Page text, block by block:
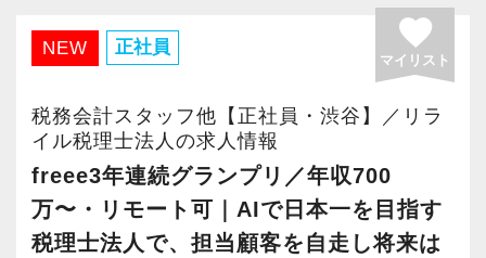
OBのダブルチェックがあります。
ら実務を経験することで、半年もすればある程
度一人で仕事をすることができるようになりま
す。
これまでも多くのインターン生が実践型インタ
積み重ねてこられた知識と経験を生かして、さ
らなる活躍の場を求めている貴方の力を発揮で
新たなマネージャー候補として、将来的にオフ
ィスを任せられる方の力を求めています。
税理士資格がなくてもOK！
やる気とコミュニケーション能力を重視しま
そこで生まれた活用事例を実務へ広げ、仕訳入
力や申告書作成だけでなく、事業計画書の作成
など、顧客支援の領域でもAI活用が進んでいま
す。
安心して業務利用できるよう、利用ルール、チ
ェック体制、OJT、ノウハウ共有も整えていま
す。
NEW 正社員 favorite
マイリスト
税務会計スタッフ他【正社員・渋谷】／リラ
イル税理士法人の求人情報
freee3年連続グランプリ／年収700
万〜・リモート可｜AIで日本一を目指す
税理士法人で、担当顧客を自走し将来は